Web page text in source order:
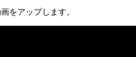
をアップします。